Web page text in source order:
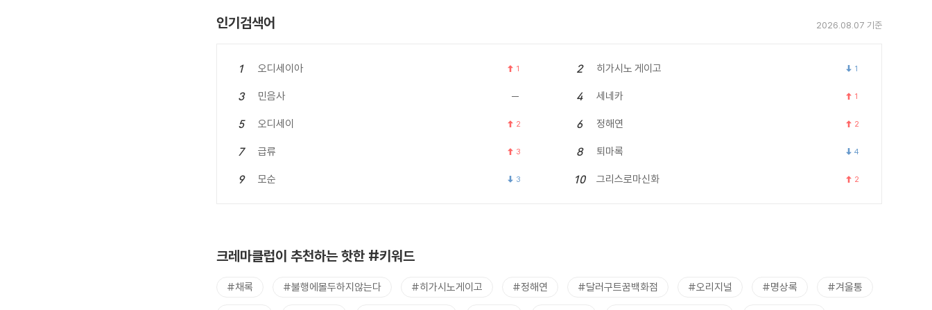
인기검색어 2026.08.07 기준
1 오디세이아 1 2 히가시노 게이고 1
3 민음사 4 세네카 1
5 오디세이 2 6 정해연 2
7 급류 3 8 퇴마록 4
9 모순 3 10 그리스로마신화 2
크레마클럽이 추천하는 핫한 #키워드
#채록 #불행에몰두하지않는다 #히가시노게이고 #정해연 #달러구트꿈백화점 #오리지널 #명상록 #겨울통